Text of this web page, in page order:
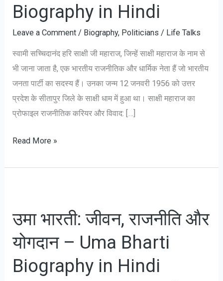
Biography in Hindi
Leave a Comment / Biography, Politicians / Life Talks
स्वामी सच्चिदानंद हरि साक्षी जी महाराज, जिन्हें साक्षी महाराज के नाम से
भी जाना जाता है, एक भारतीय राजनीतिक और धार्मिक नेता हैं जो भारतीय
जनता पार्टी का सदस्य हैं। उनका जन्म 12 जनवरी 1956 को उत्तर
प्रदेश के सीतापुर जिले के साक्षी धाम में हुआ था। साक्षी महाराज का
प्रोफाइल राजनीतिक करियर और विवाद: […]
साक्षी
जीवनी
Maharaj
Biography
in
Hindi
Read More »
उमा भारती: जीवन, राजनीति और
योगदान – Uma Bharti
Biography in Hindi